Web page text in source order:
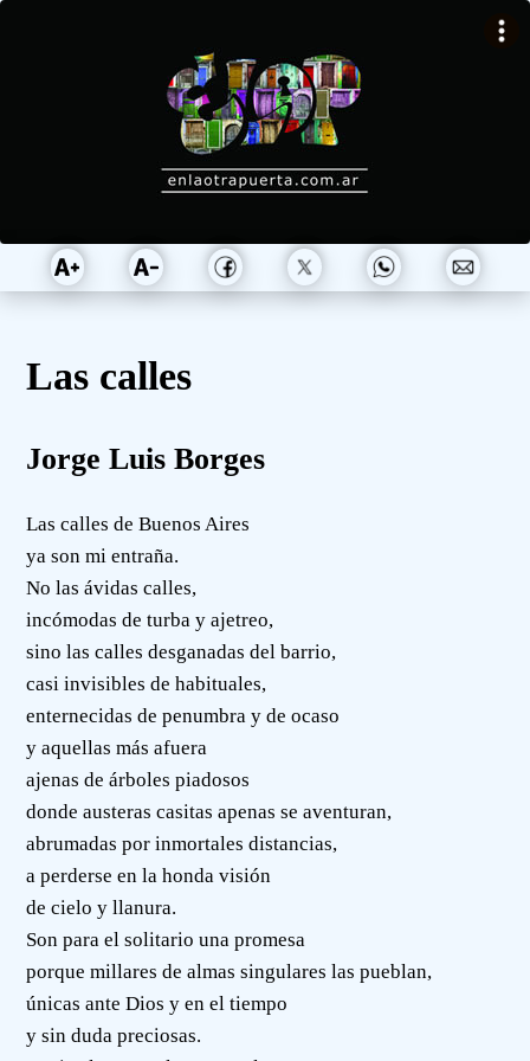
Las calles
Jorge Luis Borges
Las calles de Buenos Aires
ya son mi entraña.
No las ávidas calles,
incómodas de turba y ajetreo,
sino las calles desganadas del barrio,
casi invisibles de habituales,
enternecidas de penumbra y de ocaso
y aquellas más afuera
ajenas de árboles piadosos
donde austeras casitas apenas se aventuran,
abrumadas por inmortales distancias,
a perderse en la honda visión
de cielo y llanura.
Son para el solitario una promesa
porque millares de almas singulares las pueblan,
únicas ante Dios y en el tiempo
y sin duda preciosas.